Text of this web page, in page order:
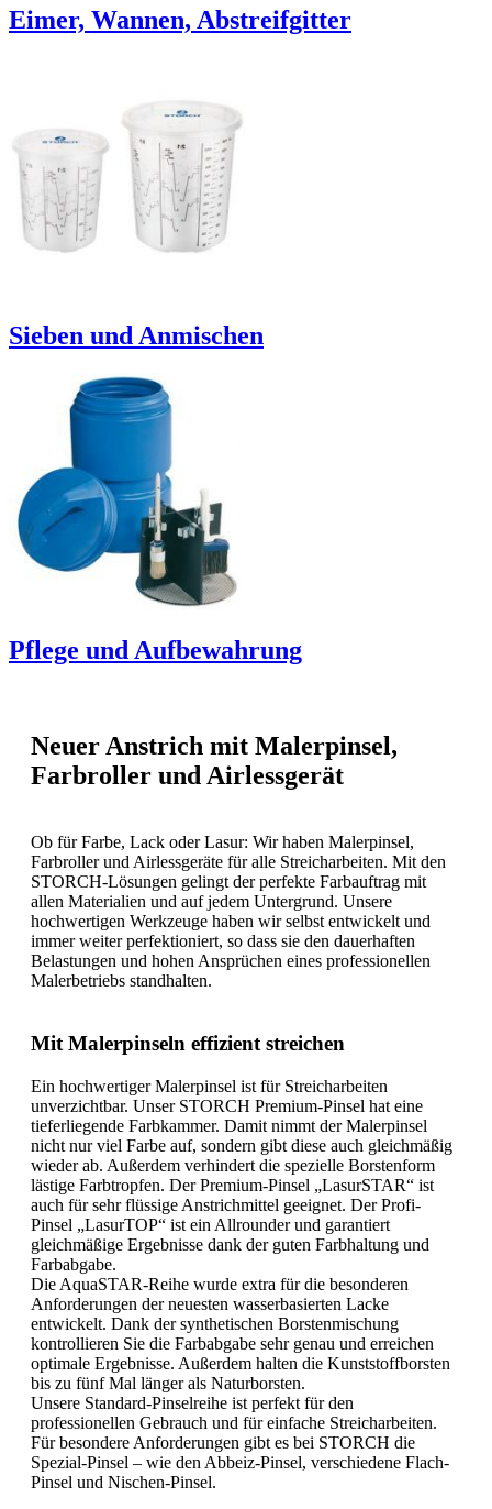
Eimer, Wannen, Abstreifgitter
Sieben und Anmischen
Pflege und Aufbewahrung
Neuer Anstrich mit Malerpinsel,
Farbroller und Airlessgerät
Ob für Farbe, Lack oder Lasur: Wir haben Malerpinsel,
Farbroller und Airlessgeräte für alle Streicharbeiten. Mit den
STORCH-Lösungen gelingt der perfekte Farbauftrag mit
allen Materialien und auf jedem Untergrund. Unsere
hochwertigen Werkzeuge haben wir selbst entwickelt und
immer weiter perfektioniert, so dass sie den dauerhaften
Belastungen und hohen Ansprüchen eines professionellen
Malerbetriebs standhalten.
Mit Malerpinseln effizient streichen
Ein hochwertiger Malerpinsel ist für Streicharbeiten
unverzichtbar. Unser STORCH Premium-Pinsel hat eine
tieferliegende Farbkammer. Damit nimmt der Malerpinsel
nicht nur viel Farbe auf, sondern gibt diese auch gleichmäßig
wieder ab. Außerdem verhindert die spezielle Borstenform
lästige Farbtropfen. Der Premium-Pinsel „LasurSTAR“ ist
auch für sehr flüssige Anstrichmittel geeignet. Der Profi-
Pinsel „LasurTOP“ ist ein Allrounder und garantiert
gleichmäßige Ergebnisse dank der guten Farbhaltung und
Farbabgabe.
Die AquaSTAR-Reihe wurde extra für die besonderen
Anforderungen der neuesten wasserbasierten Lacke
entwickelt. Dank der synthetischen Borstenmischung
kontrollieren Sie die Farbabgabe sehr genau und erreichen
optimale Ergebnisse. Außerdem halten die Kunststoffborsten
bis zu fünf Mal länger als Naturborsten.
Unsere Standard-Pinselreihe ist perfekt für den
professionellen Gebrauch und für einfache Streicharbeiten.
Für besondere Anforderungen gibt es bei STORCH die
Spezial-Pinsel – wie den Abbeiz-Pinsel, verschiedene Flach-
Pinsel und Nischen-Pinsel.